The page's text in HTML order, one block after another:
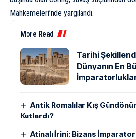
Mahkemeleri’nde yargılandı.
More Read
Tarihi
Dünyanın En
Antik Romalılar Kış
Kutlardı?
Atinalı İrini: Bizans